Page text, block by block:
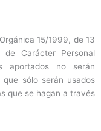
15/1999, de 13
Carácter Personal
aportados no serán
sólo serán usados
que se hagan a través